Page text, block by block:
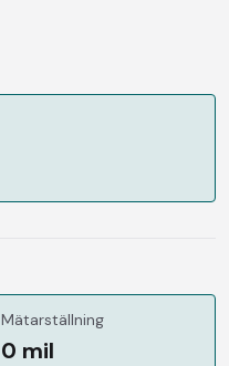
Mätarställning
0 mil